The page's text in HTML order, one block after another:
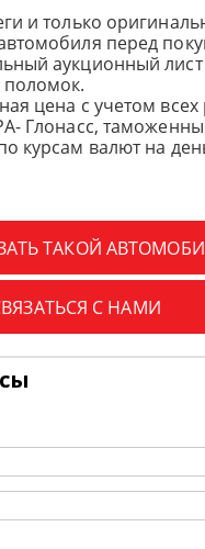
и только
перед
аукционный лист
цена с учетом
Глонасс,
курсам валют на
ТАКОЙ
С НАМИ